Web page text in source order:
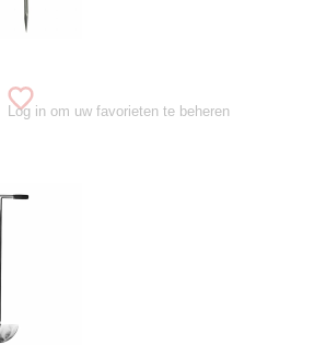
Log in om uw favorieten te beheren